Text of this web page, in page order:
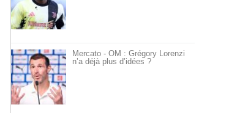
Mercato - OM : Grégory Lorenzi
n’a déjà plus d’idées ?